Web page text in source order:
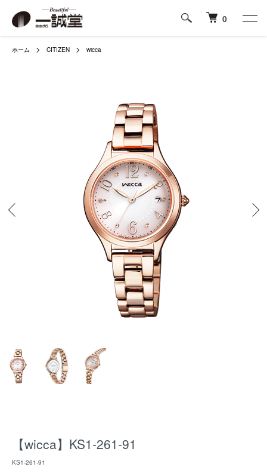
0
ホーム CITIZEN wicca
【wicca】KS1-261-91
KS1-261-91